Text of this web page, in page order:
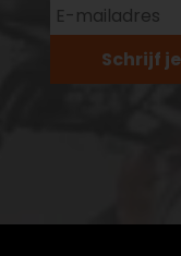
Schrijf